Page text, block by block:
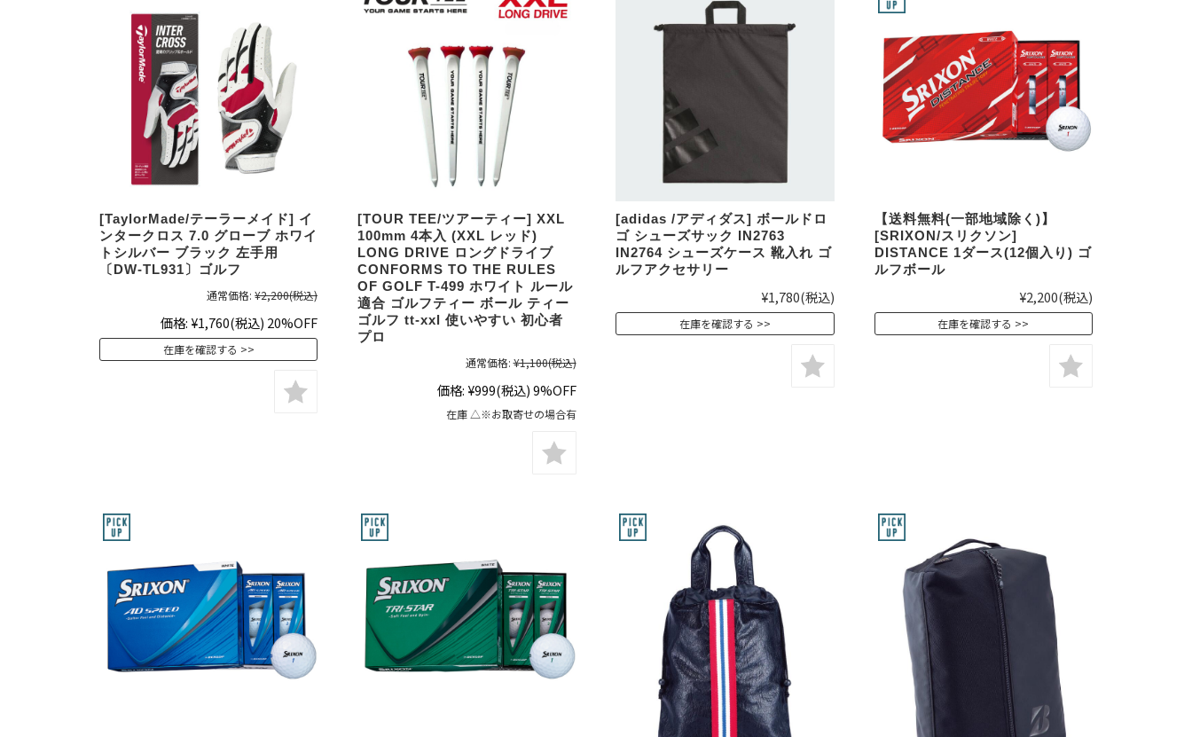
[TaylorMade/テーラーメイド] イ
ンタークロス 7.0 グローブ ホワイ
トシルバー ブラック 左手用
〔DW-TL931〕ゴルフ
通常価格: ¥2,200(税込)
価格: ¥1,760(税込) 20%OFF
在庫を確認する
[TOUR TEE/ツアーティー] XXL
100mm 4本入 (XXL レッド)
LONG DRIVE ロングドライブ
CONFORMS TO THE RULES
OF GOLF T-499 ホワイト ルール
適合 ゴルフティー ボール ティー
ゴルフ tt-xxl 使いやすい 初心者
プロ
通常価格: ¥1,100(税込)
価格: ¥999(税込)9%OFF
在庫 △※お取寄せの場合有
[adidas /アディダス] ボールドロ
ゴ シューズサック IN2763
IN2764 シューズケース 靴入れ ゴ
ルフアクセサリー
¥1,780(税込)
在庫を確認する
【送料無料(一部地域除く)】
[SRIXON/スリクソン]
DISTANCE 1ダース(12個入り) ゴ
ルフボール
¥2,200(税込)
在庫を確認する